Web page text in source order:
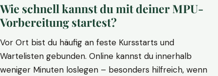
Wie schnell kannst du mit deiner MPU-
Vorbereitung startest?
Vor Ort bist du häufig an feste Kursstarts und
Wartelisten gebunden. Online kannst du innerhalb
weniger Minuten loslegen – besonders hilfreich, wenn